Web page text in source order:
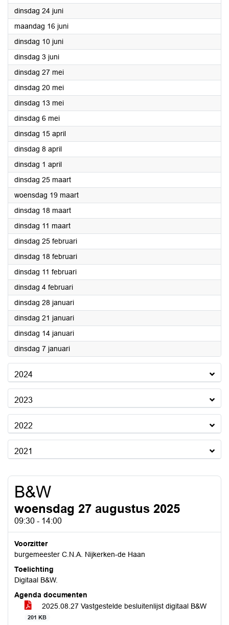
dinsdag 24 juni2025
maandag 16 juni2025
dinsdag 10 juni2025
dinsdag 3 juni2025
dinsdag 27 mei2025
dinsdag 20 mei2025
dinsdag 13 mei2025
dinsdag 6 mei2025
dinsdag 15 april2025
dinsdag 8 april2025
dinsdag 1 april2025
dinsdag 25 maart2025
woensdag 19 maart2025
dinsdag 18 maart2025
dinsdag 11 maart2025
dinsdag 25 februari2025
dinsdag 18 februari2025
dinsdag 11 februari2025
dinsdag 4 februari2025
dinsdag 28 januari2025
dinsdag 21 januari2025
dinsdag 14 januari2025
dinsdag 7 januari2025
2024
2023
2022
2021
B&W
woensdag 27 augustus 2025
09:30 - 14:00
Voorzitter
burgemeester C.N.A. Nijkerken-de Haan
Toelichting
Digitaal B&W.
Agenda documenten
2025.08.27 Vastgestelde besluitenlijst digitaal B&W
201 KB